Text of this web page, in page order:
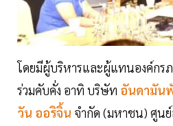
โดยมีผู้บริหารและผู้แทนองค์กรภ
ร่วมคับคั่ง อาทิ บริษัท อันดามัน
วัน ออริจิ้น จำกัด (มหาชน) ศูน